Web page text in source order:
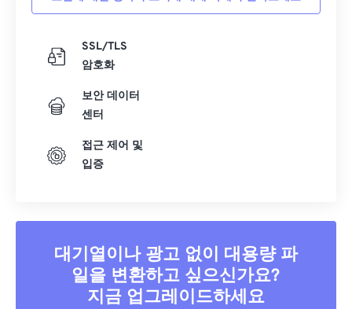
SSL/TLS
암호화
보안 데이터
센터
접근 제어 및
입증
대기열이나 광고 없이 대용량 파
일을 변환하고 싶으신가요?
지금 업그레이드하세요